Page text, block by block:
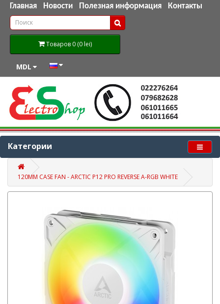
Главная Новости Полезная информация Контакты
Товаров 0 (0 lei)
MDL
Категории
120MM CASE FAN - ARCTIC P12 PRO REVERSE A-RGB WHITE